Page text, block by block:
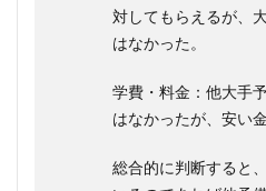
対してもらえるが、
はなかった。
学費・料金：他大手
はなかったが、安い
総合的に判断すると